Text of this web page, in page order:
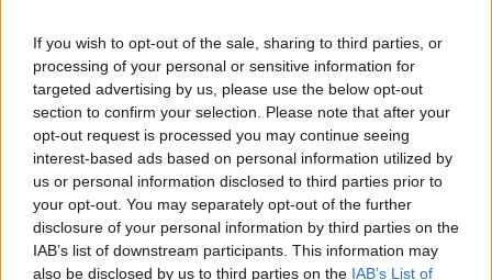
If you wish to opt-out of the sale, sharing to third parties, or
processing of your personal or sensitive information for
targeted advertising by us, please use the below opt-out
section to confirm your selection. Please note that after your
opt-out request is processed you may continue seeing
interest-based ads based on personal information utilized by
us or personal information disclosed to third parties prior to
your opt-out. You may separately opt-out of the further
disclosure of your personal information by third parties on the
IAB’s list of downstream participants. This information may
also be disclosed by us to third parties on the IAB’s List of
WILLIAMS: ÉLET A NORWICH-
NÁL